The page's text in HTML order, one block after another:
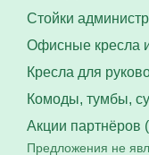
Стойки
Офисные кресла
Кресла для
Комоды, тумбы,
Акции партнёров
Предложения не